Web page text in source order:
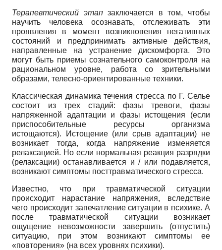
Терапевтический этапзаключается в том, чтобы
научить человека осознавать, отслеживать эти
проявления в момент возникновения негативных
состояний и предпринимать активные действия,
направленные на устранение дискомфорта. Это
могут быть приемы сознательного самоконтроля на
рациональном уровне, работа со зрительными
образами, телесно-ориентированные техники.
Классическая динамика течения стресса по Г. Селье
состоит из трех стадий: фазы тревоги, фазы
напряженной адаптации и фазы истощения (если
приспособительные ресурсы организма
истощаются). Истощение (или срыв адаптации) не
возникает тогда, когда напряжение изменяется
релаксацией. Но если нормальная реакция разрядки
(релаксации) останавливается и / или подавляется,
возникают симптомы посттравматического стресса.
Известно, что при травматической ситуации
происходит нарастание напряжения, вследствие
чего происходит запечатление ситуации в психике. А
после травматической ситуации возникает
ощущение невозможности завершить (отпустить)
ситуацию, при этом возникают симптомы ее
«повторения» (на всех уровнях психики).